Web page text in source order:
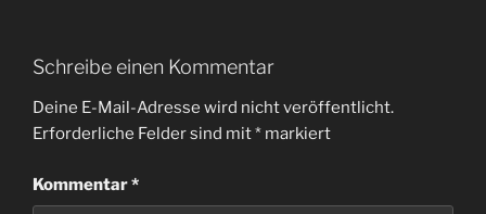
Schreibe einen Kommentar
Deine E-Mail-Adresse wird nicht veröffentlicht.
Erforderliche Felder sind mit* markiert
Kommentar*